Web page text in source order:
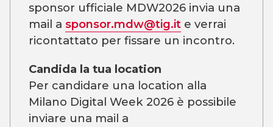
sponsor ufficiale MDW2026 invia una
mail a sponsor.mdw@tig.it e verrai
ricontattato per fissare un incontro.
Candida la tua location
Per candidare una location alla
Milano Digital Week 2026 è possibile
inviare una mail a